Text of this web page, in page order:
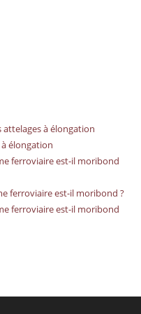
attelages à élongation
élongation
ferroviaire est-il moribond
ferroviaire est-il moribond ?
ferroviaire est-il moribond